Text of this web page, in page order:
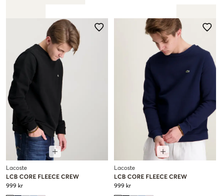
Lacoste
LCB CORE FLEECE CREW
999 kr
Lacoste
LCB CORE FLEECE CREW
999 kr